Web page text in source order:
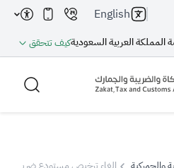
العربية السعوديةكيف تتحقق
English